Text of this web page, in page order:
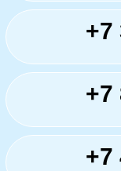
+7
+7
+7